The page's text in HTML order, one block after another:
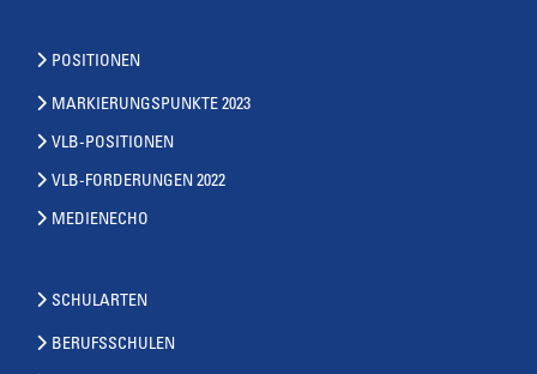
POSITIONEN
MARKIERUNGSPUNKTE 2023
VLB-POSITIONEN
VLB-FORDERUNGEN 2022
MEDIENECHO
SCHULARTEN
BERUFSSCHULEN